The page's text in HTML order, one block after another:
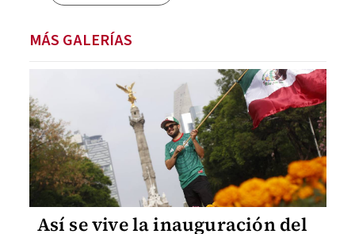
MÁS GALERÍAS
Así se vive la inauguración del